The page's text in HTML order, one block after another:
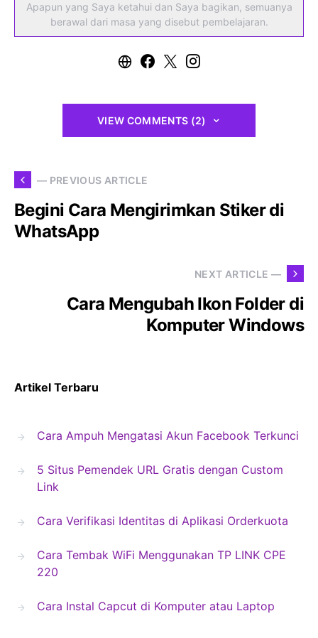
Apapun yang Saya ketahui dan Saya bagikan, semuanya
berawal dari masa yang disebut pembelajaran.
VIEW COMMENTS (2)
— PREVIOUS ARTICLE
Begini Cara Mengirimkan Stiker di
WhatsApp
NEXT ARTICLE —
Cara Mengubah Ikon Folder di
Komputer Windows
Artikel Terbaru
Cara Ampuh Mengatasi Akun Facebook Terkunci
5 Situs Pemendek URL Gratis dengan Custom
Link
Cara Verifikasi Identitas di Aplikasi Orderkuota
Cara Tembak WiFi Menggunakan TP LINK CPE
220
Cara Instal Capcut di Komputer atau Laptop